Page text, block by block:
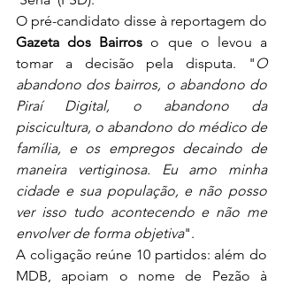
Gazeta dos Bairros o que o levou a
tomar a decisão pela disputa. " O
abandono dos bairros, o abandono do
Piraí Digital, o abandono da
piscicultura, o abandono do médico de
família, e os empregos decaindo de
maneira vertiginosa. Eu amo minha
cidade e sua população, e não posso
ver isso tudo acontecendo e não me
envolver de forma objetiva".
A coligação reúne 10 partidos: além do
MDB, apoiam o nome de Pezão à